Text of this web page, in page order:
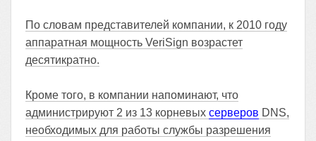
По словам представителей компании, к 2010 году
аппаратная мощность VeriSign возрастет
десятикратно.
Кроме того, в компании напоминают, что
администрируют 2 из 13 корневых серверов DNS,
необходимых для работы службы разрешения